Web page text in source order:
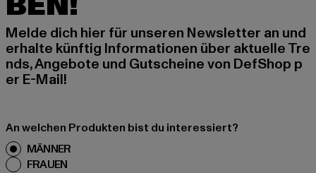
Melde dich hier für unseren Newsletter an und
erhalte künftig Informationen über aktuelle Tre
nds, Angebote und Gutscheine von DefShop p
er E-Mail!
An welchen Produkten bist du interessiert?
MÄNNER
FRAUEN